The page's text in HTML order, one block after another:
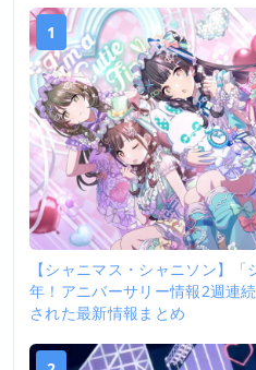
1
【シャニマス・シャニソン】
年！アニバーサリー情報2週連
された最新情報まとめ